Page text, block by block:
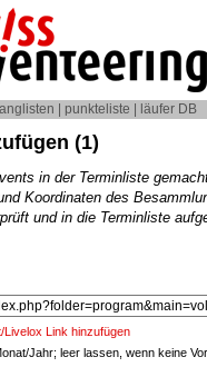
punkteliste läufer DB
(1)
in der Terminliste
Koordinaten des
und in die Terminliste
Link hinzufügen
Jahr; leer lassen, wenn keine